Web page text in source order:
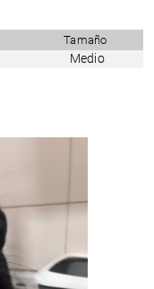
Tamaño
Medio